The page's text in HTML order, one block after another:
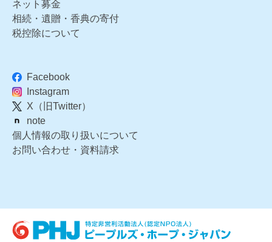
ネット募金
相続・遺贈・香典の寄付
税控除について
Facebook
Instagram
X（旧Twitter）
note
個人情報の取り扱いについて
お問い合わせ・資料請求